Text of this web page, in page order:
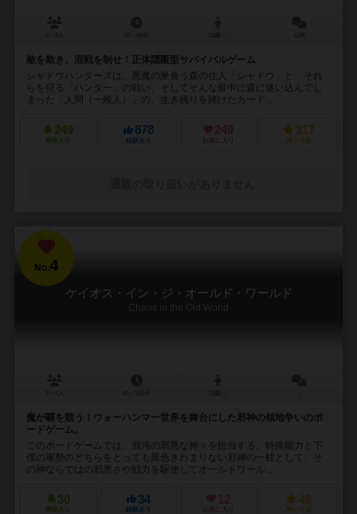
敵を欺き、混戦を制せ！正体隠匿型サバイバルゲーム
シャドウハンターズは、悪魔の巣食う森の住人「シャドウ」と、それ
らを狩る「ハンター」の戦い、そしてそんな最中に森に迷い込んでし
まった「人間（一般人）」の、生き残りを賭けたカード...
249
興味あり
878
経験あり
249
お気に入り
317
持ってる
No.4
ケイオス・イン・ジ・オールド・ワールド
Chaos in the Old World
魔が覇を競う！ウォーハンマー世界を舞台にした邪神の領地争いのボ
ードゲーム。
このボードゲームでは、混沌の邪悪な神々を担当する。特殊能力と下
僕の軍勢のどちらをとっても異色きわまりない邪神の一柱として、そ
の神ならではの邪悪さや戦力を駆使してオールドワール...
30
興味あり
34
経験あり
12
お気に入り
49
持ってる